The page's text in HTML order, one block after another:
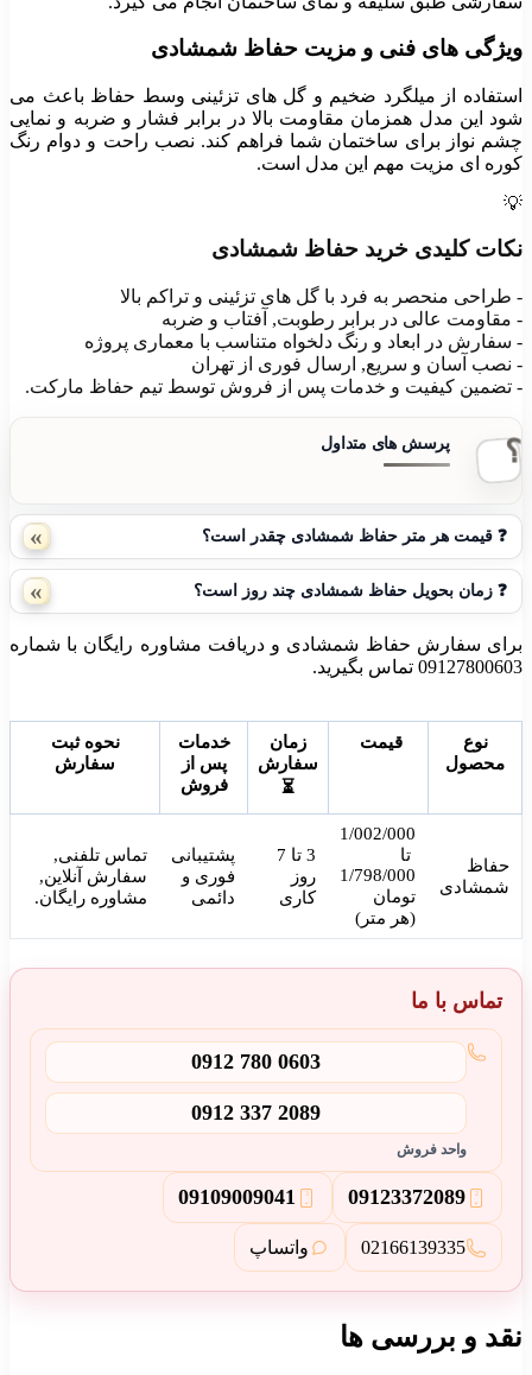
ویژگی های فنی و مزیت حفاظ شمشادی
استفاده از میلگرد ضخیم و گل های تزئینی وسط حفاظ باعث می
شود این مدل همزمان مقاومت بالا در برابر فشار و ضربه و نمایی
چشم نواز برای ساختمان شما فراهم کند. نصب راحت و دوام رنگ
کوره ای مزیت مهم این مدل است.
💡
نکات کلیدی خرید حفاظ شمشادی
- طراحی منحصر به فرد با گل های تزئینی و تراکم بالا
- مقاومت عالی در برابر رطوبت, آفتاب و ضربه
- سفارش در ابعاد و رنگ دلخواه متناسب با معماری پروژه
- نصب آسان و سریع, ارسال فوری از تهران
- تضمین کیفیت و خدمات پس از فروش توسط تیم حفاظ مارکت.
❓ قیمت هر متر حفاظ شمشادی چقدر است؟
❓ زمان بحویل حفاظ شمشادی چند روز است؟
برای سفارش حفاظ شمشادی و دریافت مشاوره رایگان با شماره
09127800603 تماس بگیرید.
نوع
محصول
قیمت ️
زمان
سفارش
⏳
خدمات
پس از
فروش
نحوه ثبت
سفارش
حفاظ
شمشادی
1/002/000
تا
1/798/000
تومان
(هر متر)
3 تا 7
روز
کاری
پشتیبانی
فوری و
دائمی
تماس تلفنی,
سفارش آنلاین,
مشاوره رایگان.
تماس با ما
0912 780 0603
0912 337 2089
واحد فروش
2
09123372089
3
09109009041
02166139335 واتساپ
نقد و بررسی ها